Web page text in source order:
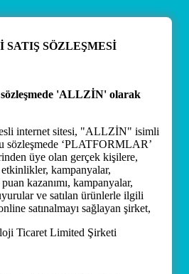
SATIŞ SÖZLEŞMESİ
'ALLZİN' olarak
internet sitesi, "ALLZİN" isimli
sözleşmede ‘PLATFORMLAR’
üye olan gerçek kişilere,
kampanyalar,
kazanımı, kampanyalar,
ve satılan ürünlerle ilgili
satınalmayı sağlayan şirket,
Ticaret Limited Şirketi